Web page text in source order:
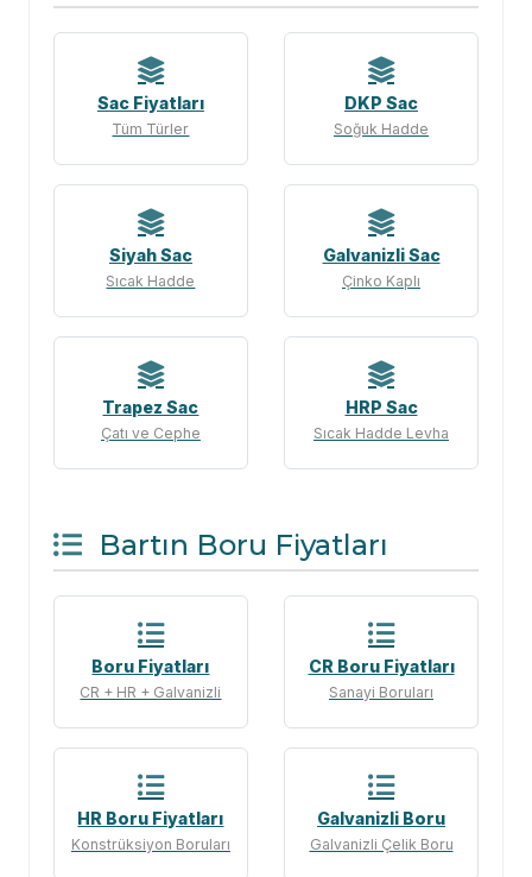
Sac Fiyatları
Tüm Türler
DKP Sac
Soğuk Hadde
Siyah Sac
Sıcak Hadde
Galvanizli Sac
Çinko Kaplı
Trapez Sac
Çatı ve Cephe
HRP Sac
Sıcak Hadde Levha
Bartın Boru Fiyatları
Boru Fiyatları
CR + HR + Galvanizli
CR Boru Fiyatları
Sanayi Boruları
HR Boru Fiyatları
Konstrüksiyon Boruları
Galvanizli Boru
Galvanizli Çelik Boru